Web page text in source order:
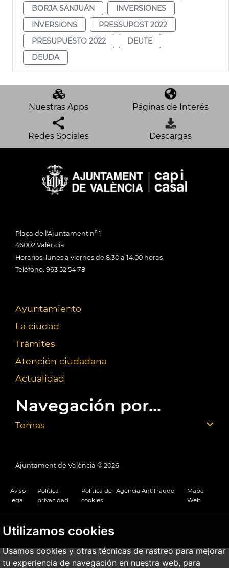
Utilizamos cookies
Usamos cookies y otras técnicas de rastreo para mejorar
tu experiencia de navegación en nuestra web, para
BORJA SANJUÁN
INVERSIONES
INVERSIONS
PRESSUPOST 2022
PRESUPUESTO 2022
DEUTE
DEUDA
Nuestras Apps Páginas de Interés
Redes Sociales Descargas
Plaça de l'Ajuntament nº 1
46002 València
Horarios: lunes a viernes de 8:30 a 14:00 horas
Teléfono: 963 52 54 78
Ayuntamiento
La ciudad
Trámites
Atención ciudadana
Actualidad
Navegación por...
Temas
Ajuntament de València © 2026
Aviso
legal
Política
privacidad
Política de
cookies
Agencia Antifraude
Mapa
Web